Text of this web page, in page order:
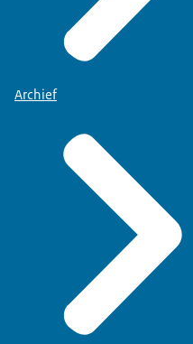
Archief